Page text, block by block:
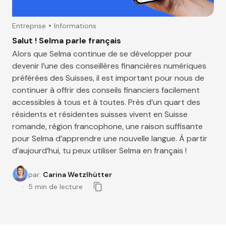
Entreprise Informations
Salut ! Selma parle français
Alors que Selma continue de se développer pour
devenir l’une des conseillères financières numériques
préférées des Suisses, il est important pour nous de
continuer à offrir des conseils financiers facilement
accessibles à tous et à toutes. Près d’un quart des
résidents et résidentes suisses vivent en Suisse
romande, région francophone, une raison suffisante
pour Selma d’apprendre une nouvelle langue. À partir
d’aujourd’hui, tu peux utiliser Selma en français !
par: Carina Wetzlhütter
5 min de lecture